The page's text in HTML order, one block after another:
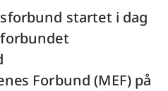
startet i dag
Forbund (MEF) på